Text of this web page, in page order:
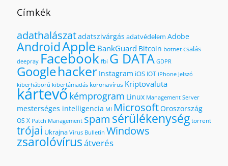
Címkék
adathalászatadatszivárgás adatvédelem Adobe
AndroidApple BankGuard Bitcoin botnetcsalás
deepray Facebookfbi G DATA GDPR
Googlehacker Instagram iOS IOT iPhone Jelszó
kiberháború kibertámadás koronavírus Kriptovaluta
kártevőkémprogram Linux Management Server
mesterséges intelligencia MI MicrosoftOroszország
OS X Patch Management spam sérülékenységtorrent
trójai Ukrajna Virus Bulletin Windows
zsarolóvírusátverés